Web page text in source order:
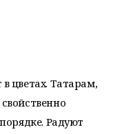
цветах. Татарам,
Радуют